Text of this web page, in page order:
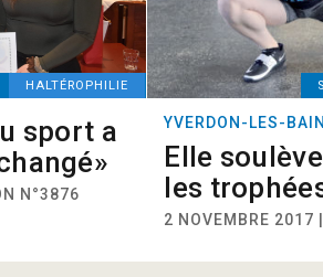
HALTÉROPHILIE
sport a
N°3876
YVERDON-LES-
Elle
les
2 NOVEMBRE 2017